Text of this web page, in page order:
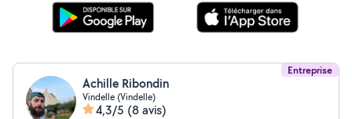
Entreprise
Achille Ribondin
Vindelle (Vindelle)
4,3/5 (8 avis)